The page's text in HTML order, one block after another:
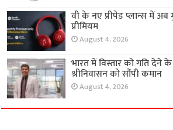
वी के नए प्रीपेड प्लान्स में अब
प्रीमियम
August 4, 2026
भारत में विस्तार को गति देने
श्रीनिवासन को सौंपी कमान
August 4, 2026